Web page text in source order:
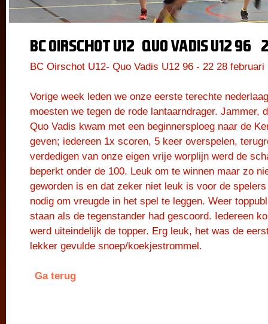
BC Oirschot U12- Quo Vadis U12 96
BC Oirschot U12- Quo Vadis U12 96 - 22 28 februari
Vorige week leden we onze eerste terechte
moesten we tegen de rode lantaarndrager. Jammer,
Quo Vadis kwam met een beginnersploeg naar de
geven; iedereen 1x scoren, 5 keer overspelen,
verdedigen van onze eigen vrije worplijn werd de
beperkt onder de 100. Leuk om te winnen maar zo
geworden is en dat zeker niet leuk is voor de
nodig om vreugde in het spel te leggen. Weer
staan als de tegenstander had gescoord. Iedereen
werd uiteindelijk de topper. Erg leuk, het was de
lekker gevulde snoep/koekjestrommel.
Ga terug